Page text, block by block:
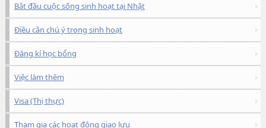
Bắt đầu cuộc sống sinh hoạt tại Nhật
Điều cần chú ý trong sinh hoạt
Đăng kí học bổng
Việc làm thêm
Visa (Thị thực)
Tham gia các hoạt động giao lưu